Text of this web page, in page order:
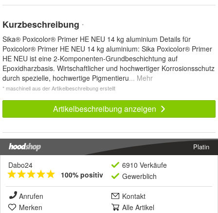
Kurzbeschreibung *
Sika® Poxicolor® Primer HE NEU 14 kg aluminium Details für
Poxicolor® Primer HE NEU 14 kg aluminium: Sika Poxicolor® Primer
HE NEU ist eine 2-Komponenten-Grundbeschichtung auf
Epoxidharzbasis. Wirtschaftlicher und hochwertiger Korrosionsschutz
durch spezielle, hochwertige Pigmentieru... Mehr
* maschinell aus der Artikelbeschreibung erstellt
Artikelbeschreibung anzeigen
Platin
Dabo24
100% positiv
6910 Verkäufe
Gewerblich
Anrufen
Kontakt
Merken
Alle Artikel